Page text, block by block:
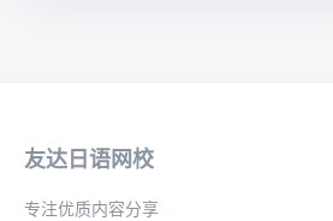
友达日语网校
专注优质内容分享